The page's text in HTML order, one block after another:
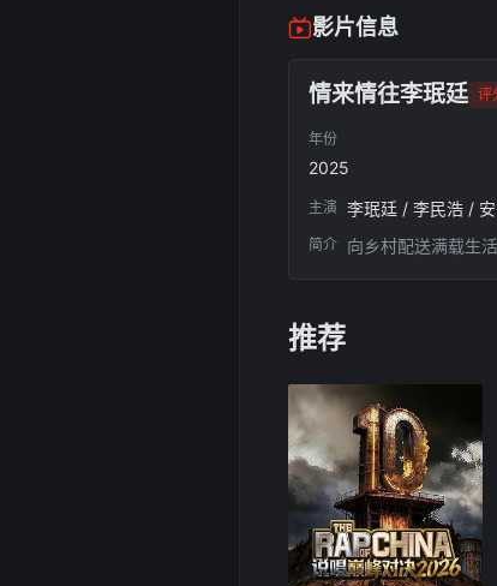
影片信息
情来情往李珉廷 评
年份
2025
主演 李珉廷 / 李民浩 /
简介 向乡村配送满载生
推荐